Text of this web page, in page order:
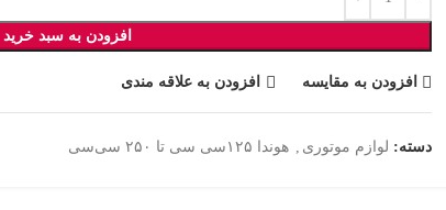
افزودن به سبد خرید
افزودن به مقایسه افزودن به علاقه مندی
دسته: لوازم موتوری , هوندا ۱۲۵سی سی تا ۲۵۰ سی‌سی